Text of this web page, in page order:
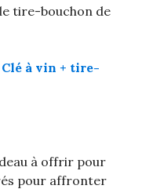
tire-bouchon de
Clé à vin + tire-
à offrir pour
pour affronter